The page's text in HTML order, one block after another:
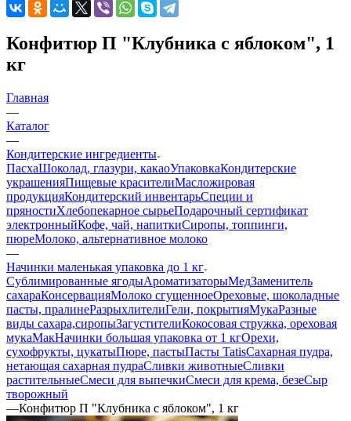
Конфитюр П "Клубника с яблоком", 1
кг
Главная
—
Каталог
—
Кондитерские ингредиенты
ПасхаШоколад, глазури, какаоУпаковкаКондитерские
украшенияПищевые красителиМасложировая
продукцияКондитерский инвентарьСпеции и
пряностиХлебопекарное сырьеПодарочный сертификат
электронныйКофе, чай, напиткиСиропы, топпинги,
пюреМолоко, альтернативное молоко
—
Начинки маленькая упаковка до 1 кг
Сублимированные ягодыАроматизаторыМедЗаменитель
сахараКонсервацияМолоко сгущенноеОреховые, шоколадные
пасты, пралинеРазрыхлителиГели, покрытияМукаРазные
виды сахара,сиропыЗагустителиКокосовая стружка, ореховая
мукаМакНачинки большая упаковка от 1 кгОрехи,
сухофрукты, цукатыПюре, пастыПасты TatisСахарная пудра,
нетающая сахарная пудраСливки животныеСливки
растительныеСмеси для выпечкиСмеси для крема, безеСыр
творожный
—Конфитюр П "Клубника с яблоком", 1 кг